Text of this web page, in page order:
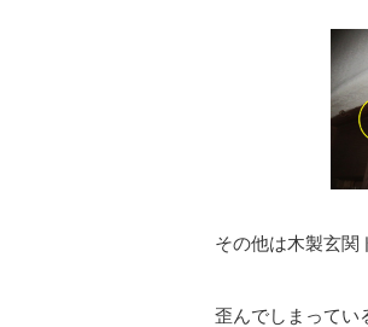
その他は木製玄関
歪んでしまってい